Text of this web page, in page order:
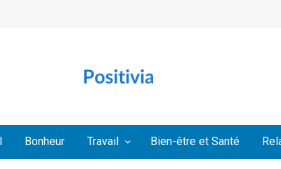
Bonheur Travail Bien-être et Santé